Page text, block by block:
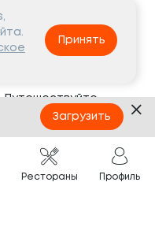
Вакансии
Социальная жизнь
Путешествуйте
с ТОКИО-CITY
Партнёрам
Франшиза
Рестораны Профиль
Принять
Загрузить